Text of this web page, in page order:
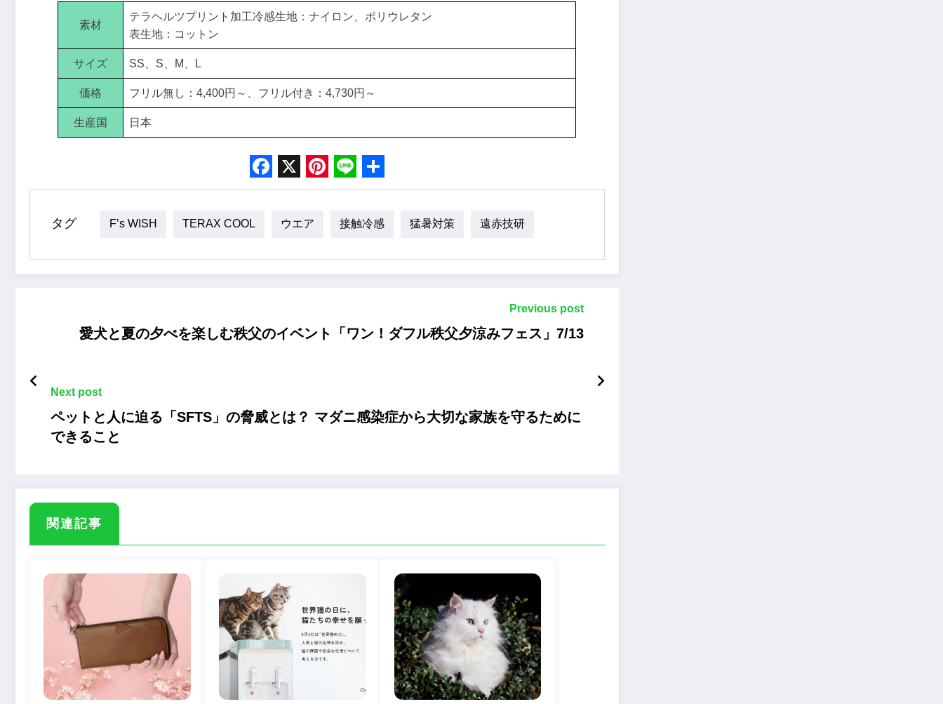
素材
テラヘルツプリント加工冷感生地：ナイロン、ポリウレタン
表生地：コットン
サイズ SS、S、M、L
価格 フリル無し：4,400円～、フリル付き：4,730円～
生産国 日本
Facebook
X Pinterest
LineShare
タグ F’s WISH TERAX COOL ウエア 接触冷感 猛暑対策 遠赤技研
Previous post
愛犬と夏の夕べを楽しむ秩父のイベント「ワン！ダフル秩父夕涼みフェス」7/13
Next post
ペットと人に迫る「SFTS」の脅威とは？ マダニ感染症から大切な家族を守るために
できること
関連記事